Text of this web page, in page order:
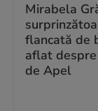
Mirabela
flancată de
aflat
de Apel